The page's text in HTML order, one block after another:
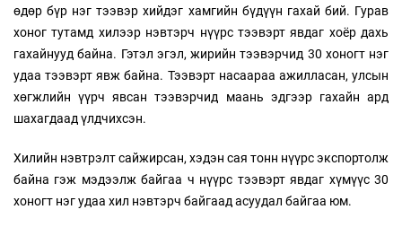
өдөр бүр нэг тээвэр хийдэг хамгийн бүдүүн гахай бий. Гурав
хоног тутамд хилээр нэвтэрч нүүрс тээвэрт явдаг хоёр дахь
гахайнууд байна. Гэтэл эгэл, жирийн тээвэрчид 30 хоногт нэг
удаа тээвэрт явж байна. Тээвэрт насаараа ажилласан, улсын
хөгжлийн үүрч явсан тээвэрчид маань эдгээр гахайн ард
шахагдаад үлдчихсэн.
Хилийн нэвтрэлт сайжирсан, хэдэн сая тонн нүүрс экспортолж
байна гэж мэдээлж байгаа ч нүүрс тээвэрт явдаг хүмүүс 30
хоногт нэг удаа хил нэвтэрч байгаад асуудал байгаа юм.